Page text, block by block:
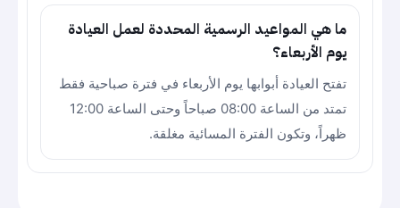
ما هي المواعيد الرسمية المحددة لعمل العيادة
يوم الأربعاء؟
تفتح العيادة أبوابها يوم الأربعاء في فترة صباحية فقط
تمتد من الساعة 08:00 صباحاً وحتى الساعة 12:00
ظهراً، وتكون الفترة المسائية مغلقة.